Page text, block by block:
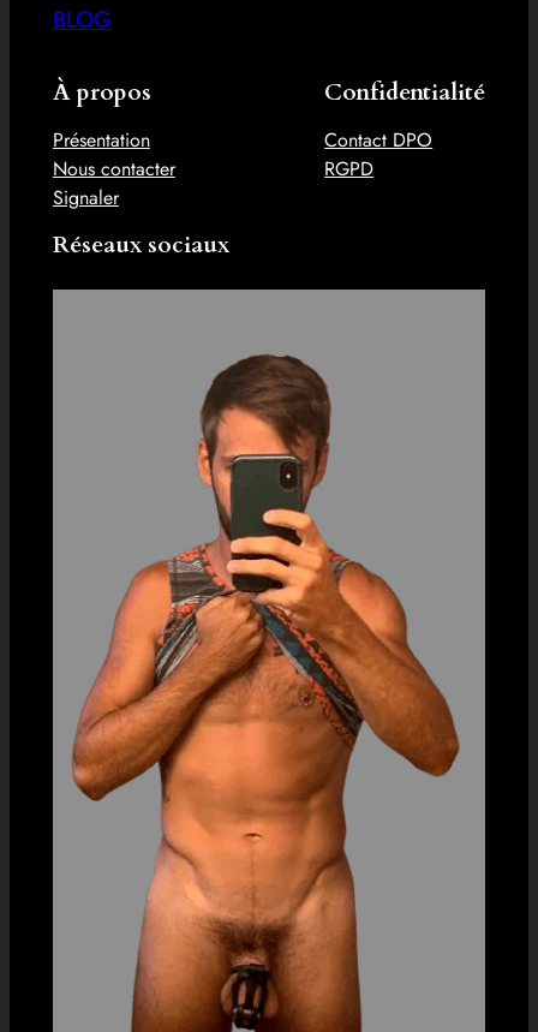
BLOG
À propos
Présentation
Nous contacter
Signaler
Confidentialité
Contact DPO
RGPD
Réseaux sociaux